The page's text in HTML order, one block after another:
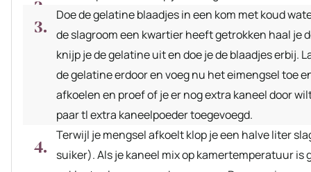
Doe de gelatine blaadjes in een kom met koud
de slagroom een kwartier heeft getrokken haal je
knijp je de gelatine uit en doe je de blaadjes erbij.
de gelatine erdoor en voeg nu het eimengsel toe
afkoelen en proef of je er nog extra kaneel door
paar tl extra kaneelpoeder toegevoegd.
Terwijl je mengsel afkoelt klop je een halve liter
suiker). Als je kaneel mix op kamertemperatuur is